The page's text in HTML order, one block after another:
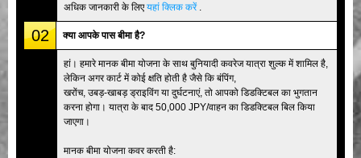
अधिक जानकारी के लिएयहां क्लिक करें.
02 क्या आपके पास बीमा है?
हां। हमारे मानक बीमा योजना के साथ बुनियादी कवरेज यात्रा शुल्क में शामिल है,
लेकिन अगर कार्ट में कोई क्षति होती है जैसे कि बंपिंग,
खरोंच, उबड़-खाबड़ ड्राइविंग या दुर्घटनाएं, तो आपको डिडक्टिबल का भुगतान
करना होगा। यात्रा के बाद 50,000 JPY/वाहन का डिडक्टिबल बिल किया
जाएगा।
मानक बीमा योजना कवर करती है: